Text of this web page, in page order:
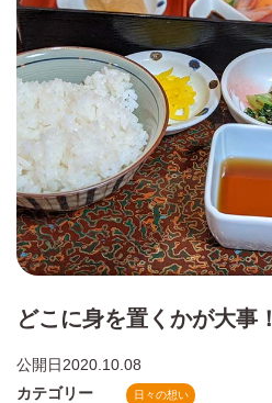
どこに身を置くかが大事！
公開日2020.10.08
カテゴリー
日々の想い